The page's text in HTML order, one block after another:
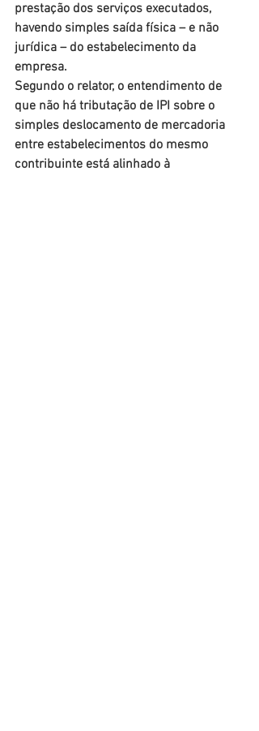
prestação dos serviços executados,
havendo simples saída física – e não
jurídica – do estabelecimento da
empresa.
Segundo o relator, o entendimento de
que não há tributação de IPI sobre o
simples deslocamento de mercadoria
entre estabelecimentos do mesmo
contribuinte está alinhado à